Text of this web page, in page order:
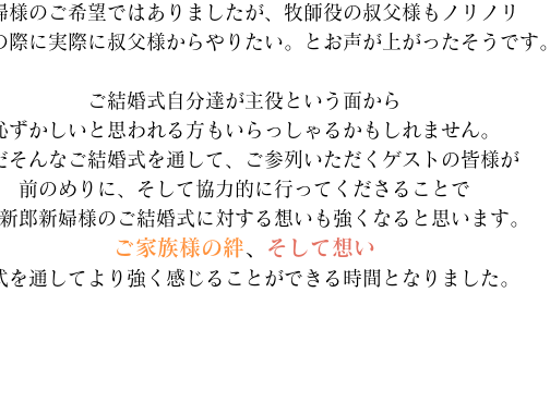
様のご希望ではありましたが、牧師役の叔父様もノリノリ
際に実際に叔父様からやりたい。とお声が上がったそうです。
ご結婚式自分達が主役という面から
ずかしいと思われる方もいらっしゃるかもしれません。
そんなご結婚式を通して、ご参列いただくゲストの皆様が
前のめりに、そして協力的に行ってくださることで
郎新婦様のご結婚式に対する想いも強くなると思います。
ご家族様の絆 そして想い
を通してより強く感じることができる時間となりました。